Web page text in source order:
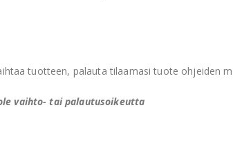
tuotteen, palauta tilaamasi tuote ohjeiden
vaihto- tai palautusoikeutta